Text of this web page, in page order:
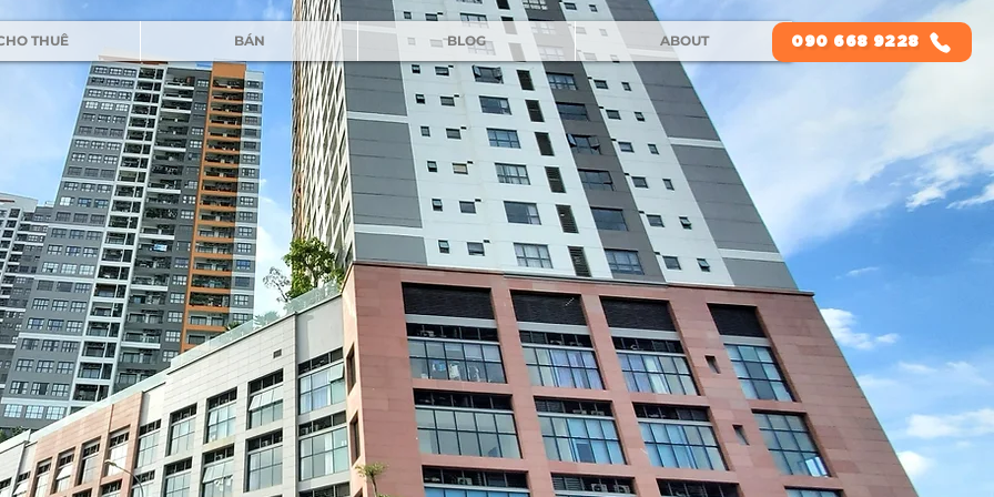
090 668 9228
THUÊ BÁN BLOG ABOUT